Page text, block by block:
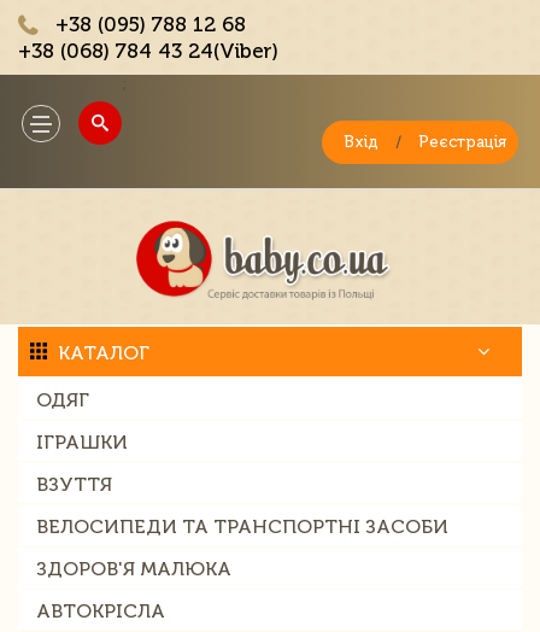
+38 (095) 788 12 68
+38 (068) 784 43 24(Viber)
Toggle
navigation
Вхід / Реєстрація
КАТАЛОГ
ОДЯГ
ІГРАШКИ
ВЗУТТЯ
ВЕЛОСИПЕДИ ТА ТРАНСПОРТНІ ЗАСОБИ
ЗДОРОВ'Я МАЛЮКА
АВТОКРІСЛА